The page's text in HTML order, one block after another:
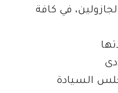
في كافة
السيادة